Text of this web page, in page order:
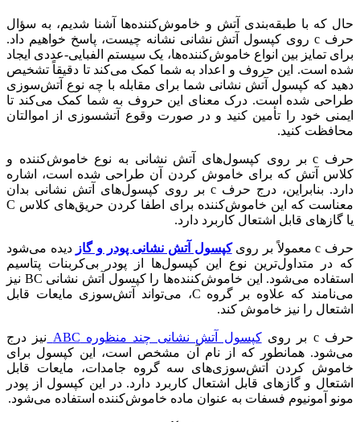
حال که با طبقه‌بندی آتش و خاموش‌کننده‌ها آشنا شدیم، به سؤال
حرف c روی کپسول آتش نشانی نشانه چیست، پاسخ خواهیم داد.
برای تمایز بین انواع خاموش‌کننده‌ها، یک سیستم الفبایی-عددی ایجاد
شده است. این حروف و اعداد به شما کمک می‌کند تا دقیقاً تشخیص
دهید که کپسول آتش نشانی شما برای مقابله با چه نوع آتش‌سوزی
طراحی شده است. درک معنای این حروف به شما کمک می‌کند تا
ایمنی خود را تأمین کنید و در صورت وقوع آتش‎سوزی از اموالتان
محافظت کنید.
حرف c بر روی کپسول‌های آتش نشانی به نوع خاموش‌کننده و
کلاس آتش که برای خاموش کردن آن طراحی شده است، اشاره
دارد. بنابراین، درج حرف c بر روی کپسول‌های آتش نشانی بدان
معناست که این خاموش‌کننده برای اطفا کردن حریق‌های کلاس C
یا گازهای قابل اشتعال کاربرد دارد.
حرف c معمولاً بر روی کپسول آتش نشانی پودر و گاز دیده می‌شود
که در متداول‌ترین نوع این کپسول‌ها از پودر بی‌کربنات پتاسیم
استفاده می‌شود. این خاموش‌کننده‌ها را کپسول آتش نشانی BC نیز
می‌نامند که علاوه بر گروه C، می‌تواند آتش‌سوزی مایعات قابل
اشتعال را نیز خاموش کند.
حرف c بر روی کپسول‌ آتش نشانی چند منظوره ABC
نیز درج
می‌شود. همانطور که از نام آن مشخص است، این کپسول برای
خاموش کردن آتش‌سوزی‌های سه گروه جامدات، مایعات قابل
اشتعال و گازهای قابل اشتعال کاربرد دارد. در این کپسول از پودر
مونو آمونیوم فسفات به عنوان ماده خاموش‌کننده استفاده می‌شود.